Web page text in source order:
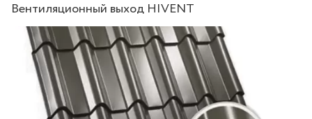
Вентиляционный выход HIVENT